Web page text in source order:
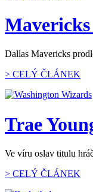
Dallas Mavericks
> CELÝ ČLÁNEK
Trae
Ve víru oslav titulu
> CELÝ ČLÁNEK